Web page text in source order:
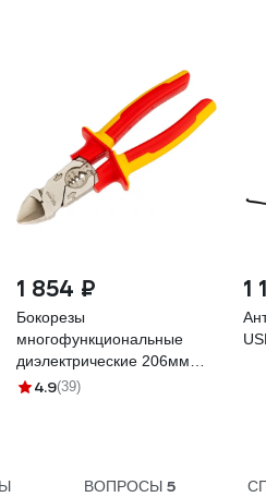
1 854 ₽
Бокорезы
многофункциональные
диэлектрические 206мм
KRANZ KR-12-4652-3
4.9(39)
1
ВОПРОСЫ 5